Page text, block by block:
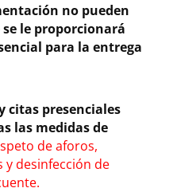
no pueden
le proporcionará
para la entrega
citas presenciales
las medidas de
de aforos,
y desinfección de